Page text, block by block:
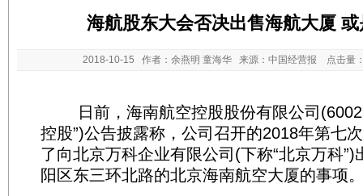
海航股东大会否决出售海航大厦
2018-10-15 作者：余燕明 童海华 来源：中国经营报 点击量
日前，海南航空控股股份有限公司
控股”)公告披露称，公司召开的2018年第七
了向北京万科企业有限公司(下称“北京万科”)
阳区东三环北路的北京海南航空大厦的事项